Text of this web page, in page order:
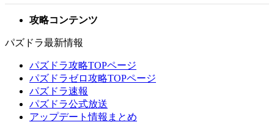
攻略コンテンツ
パズドラ最新情報
パズドラ攻略TOPページ
パズドラゼロ攻略TOPページ
パズドラ速報
パズドラ公式放送
アップデート情報まとめ